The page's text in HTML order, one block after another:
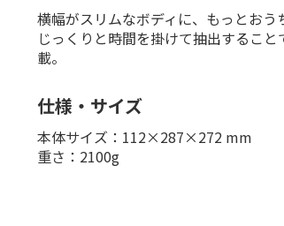
横幅がスリムなボディに、もっとおう
じっくりと時間を掛けて抽出するこ
載。
仕様・サイズ
本体サイズ：112×287×272 mm
重さ：2100g